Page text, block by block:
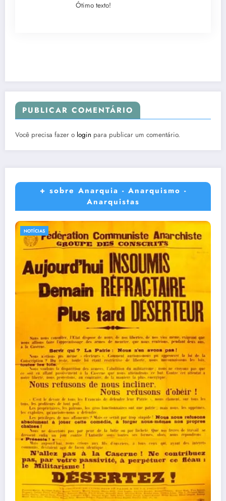
Ótimo texto!
PUBLICAR COMENTÁRIO
Você precisa fazer o login para publicar um comentário.
+ sobre Anarquia - Anarquismo -
Anarquistas
NOTÍCIAS